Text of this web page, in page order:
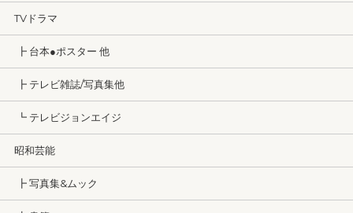
TVドラマ
┣ 台本●ポスター 他
┣ テレビ雑誌/写真集他
┗ テレビジョンエイジ
昭和芸能
┣ 写真集&ムック